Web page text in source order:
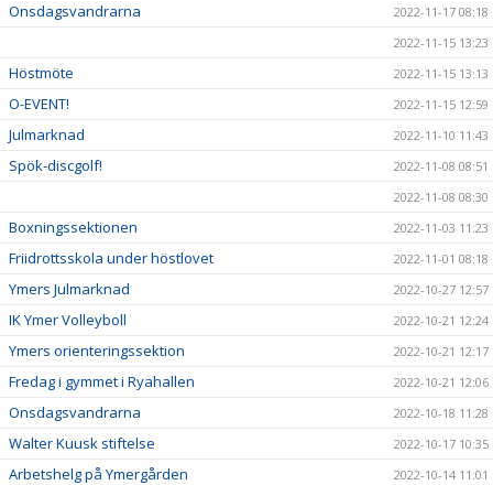
Onsdagsvandrarna
2022-11-17 08:18
2022-11-15 13:23
Höstmöte 2022-11-15 13:13
O-EVENT! 2022-11-15 12:59
Julmarknad 2022-11-10 11:43
Spök-discgolf!
2022-11-08 08:51
2022-11-08 08:30
Boxningssektionen 2022-11-03 11:23
Friidrottsskola under höstlovet 2022-11-01 08:18
Ymers Julmarknad 2022-10-27 12:57
IK Ymer Volleyboll 2022-10-21 12:24
Ymers orienteringssektion 2022-10-21 12:17
Fredag i gymmet i Ryahallen 2022-10-21 12:06
Onsdagsvandrarna 2022-10-18 11:28
Walter Kuusk stiftelse 2022-10-17 10:35
Arbetshelg på Ymergården 2022-10-14 11:01